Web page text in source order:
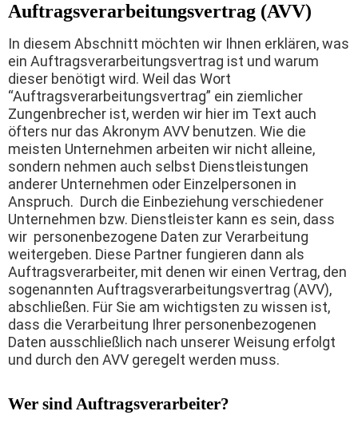
Auftragsverarbeitungsvertrag (AVV)
In diesem Abschnitt möchten wir Ihnen erklären, was
ein Auftragsverarbeitungsvertrag ist und warum
dieser benötigt wird. Weil das Wort
“Auftragsverarbeitungsvertrag” ein ziemlicher
Zungenbrecher ist, werden wir hier im Text auch
öfters nur das Akronym AVV benutzen. Wie die
meisten Unternehmen arbeiten wir nicht alleine,
sondern nehmen auch selbst Dienstleistungen
anderer Unternehmen oder Einzelpersonen in
Anspruch. Durch die Einbeziehung verschiedener
Unternehmen bzw. Dienstleister kann es sein, dass
wir personenbezogene Daten zur Verarbeitung
weitergeben. Diese Partner fungieren dann als
Auftragsverarbeiter, mit denen wir einen Vertrag, den
sogenannten Auftragsverarbeitungsvertrag (AVV),
abschließen. Für Sie am wichtigsten zu wissen ist,
dass die Verarbeitung Ihrer personenbezogenen
Daten ausschließlich nach unserer Weisung erfolgt
und durch den AVV geregelt werden muss.
Wer sind Auftragsverarbeiter?